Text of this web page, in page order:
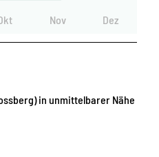
Nov Dez
in unmittelbarer Nähe